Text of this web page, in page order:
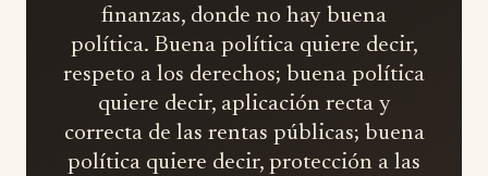
finanzas, donde no hay buena
política. Buena política quiere decir,
respeto a los derechos; buena política
quiere decir, aplicación recta y
correcta de las rentas públicas; buena
política quiere decir, protección a las